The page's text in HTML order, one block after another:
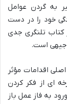
به گردن عوامل
خود را در دست
کتاب تلنگری جدی
است.
اقدامات مؤثر
ای از فکر کردن
به فاز عمل باز